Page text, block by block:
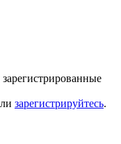
зарегистрируйтесь.